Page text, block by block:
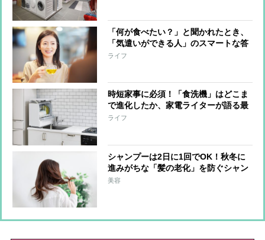
「何が食べたい？」と聞かれたとき、
「気遣いができる人」のスマートな答
え方
ライフ
時短家事に必須！「食洗機」はどこま
で進化したか、家電ライターが語る最
新事情
ライフ
シャンプーは2日に1回でOK！秋冬に
進みがちな「髪の老化」を防ぐシャン
プーのコツを医師が指南
美容